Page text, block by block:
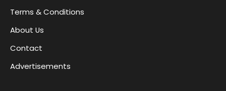
Terms & Conditions
About Us
Contact
Advertisements